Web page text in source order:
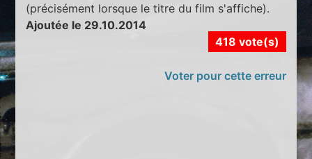
(précisément lorsque le titre du film s'affiche).
Ajoutée le 29.10.2014
418 vote(s)
Voter pour cette erreur